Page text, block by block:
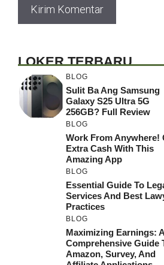
LOKER TERBARU
BLOG
Sulit Ba Ang Samsung
Galaxy S25 Ultra 5G
256GB? Full Review
BLOG
Work From Anywhere!
Extra Cash With This
Amazing App
BLOG
Essential Guide To
Services And Best
Practices
BLOG
Maximizing Earnings: A
Comprehensive Guide
Amazon, Survey, And